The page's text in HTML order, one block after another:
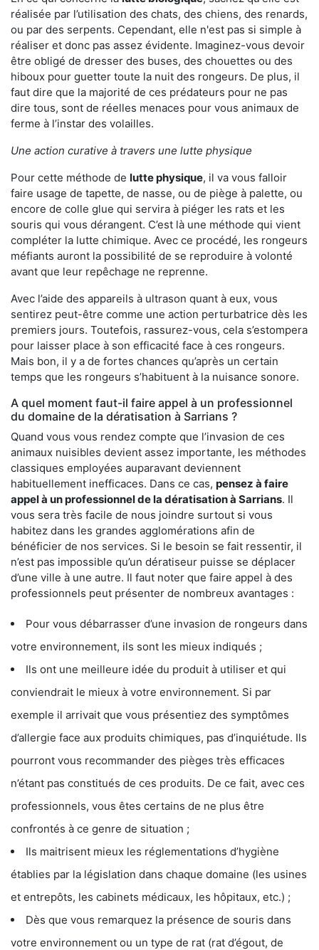
réalisée par l’utilisation des chats, des chiens, des renards,
ou par des serpents. Cependant, elle n'est pas si simple à
réaliser et donc pas assez évidente. Imaginez-vous devoir
être obligé de dresser des buses, des chouettes ou des
hiboux pour guetter toute la nuit des rongeurs. De plus, il
faut dire que la majorité de ces prédateurs pour ne pas
dire tous, sont de réelles menaces pour vous animaux de
ferme à l’instar des volailles.
Une action curative à travers une lutte physique
Pour cette méthode de lutte physique, il va vous falloir
faire usage de tapette, de nasse, ou de piège à palette, ou
encore de colle glue qui servira à piéger les rats et les
souris qui vous dérangent. C’est là une méthode qui vient
compléter la lutte chimique. Avec ce procédé, les rongeurs
méfiants auront la possibilité de se reproduire à volonté
avant que leur repêchage ne reprenne.
Avec l’aide des appareils à ultrason quant à eux, vous
sentirez peut-être comme une action perturbatrice dès les
premiers jours. Toutefois, rassurez-vous, cela s’estompera
pour laisser place à son efficacité face à ces rongeurs.
Mais bon, il y a de fortes chances qu’après un certain
temps que les rongeurs s’habituent à la nuisance sonore.
A quel moment faut-il faire appel à un professionnel
du domaine de la dératisation à Sarrians ?
Quand vous vous rendez compte que l’invasion de ces
animaux nuisibles devient assez importante, les méthodes
classiques employées auparavant deviennent
habituellement inefficaces. Dans ce cas, pensez à faire
appel à un professionnel de la dératisation à Sarrians. Il
vous sera très facile de nous joindre surtout si vous
habitez dans les grandes agglomérations afin de
bénéficier de nos services. Si le besoin se fait ressentir, il
n’est pas impossible qu’un dératiseur puisse se déplacer
d’une ville à une autre. Il faut noter que faire appel à des
professionnels peut présenter de nombreux avantages :
Pour vous débarrasser d’une invasion de rongeurs dans
votre environnement, ils sont les mieux indiqués ;
Ils ont une meilleure idée du produit à utiliser et qui
conviendrait le mieux à votre environnement. Si par
exemple il arrivait que vous présentiez des symptômes
d’allergie face aux produits chimiques, pas d’inquiétude. Ils
pourront vous recommander des pièges très efficaces
n’étant pas constitués de ces produits. De ce fait, avec ces
professionnels, vous êtes certains de ne plus être
confrontés à ce genre de situation ;
Ils maitrisent mieux les réglementations d’hygiène
établies par la législation dans chaque domaine (les usines
et entrepôts, les cabinets médicaux, les hôpitaux, etc.) ;
Dès que vous remarquez la présence de souris dans
votre environnement ou un type de rat (rat d’égout, de